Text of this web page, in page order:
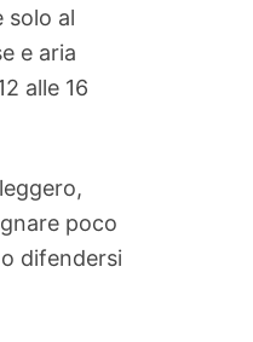
solo al
e aria
alle 16
poco
difendersi